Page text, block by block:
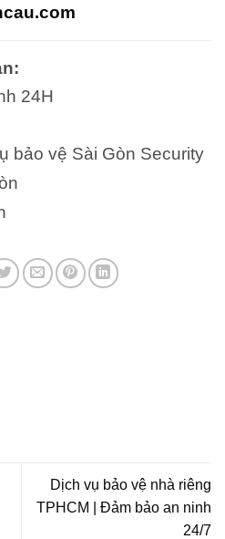
24H
bảo vệ Sài Gòn Security
Dịch vụ bảo vệ nhà riêng
TPHCM | Đảm bảo an ninh
24/7